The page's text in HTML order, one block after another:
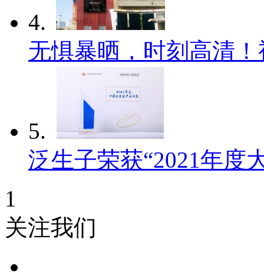
4.
无惧暴晒，时刻高清！
5.
泛生子荣获“2021年度
1
关注我们